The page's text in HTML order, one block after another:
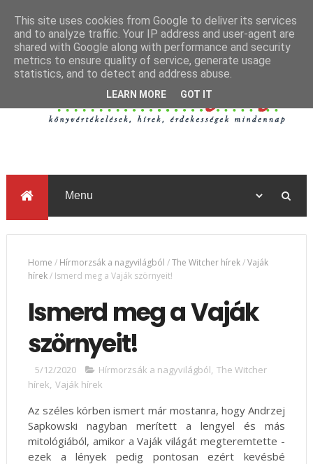
Home / Hírmorzsák a nagyvilágból /The Witcher hírek/Vaják
hírek/ Ismerd meg a Vaják szörnyeit!
Ismerd meg a Vaják
szörnyeit!
5/12/2020 Hírmorzsák a nagyvilágból, The Witcher
hírek, Vaják hírek
Az széles körben ismert már mostanra, hogy Andrzej
Sapkowski nagyban merített a lengyel és más
mitológiából, amikor a Vaják világát megteremtette -
ezek a lények pedig pontosan ezért kevésbé
This site uses cookies from Google to deliver its services
and to analyze traffic. Your IP address and user-agent are
shared with Google along with performance and security
metrics to ensure quality of service, generate usage
statistics, and to detect and address abuse.
LEARN MORE GOT IT